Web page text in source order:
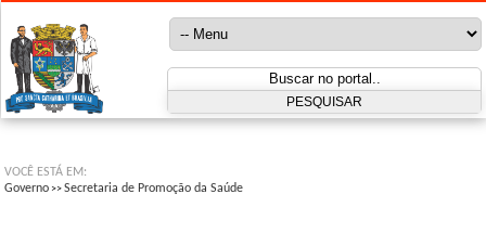
VOCÊ ESTÁ EM:
Governo >>Secretaria de Promoção da Saúde